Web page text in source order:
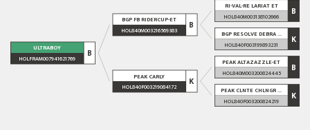
ULTRABOY
HOLFRAM007941621769
B
BGP FB RIDERCUP-ET
HOL840M003216569383 B
PEAK CARLY
HOL840F003219084172 K
RI-VAL-RE LARIAT ET
HOL840M003138102666
B
BGP RESOLVE DEBRA ...
HOL840F003199893231
K
PEAK ALTAZAZZLE-ET
HOL840M003200824445
B
PEAK CLNTE CHLNGR ...
HOL840F003200824219 K